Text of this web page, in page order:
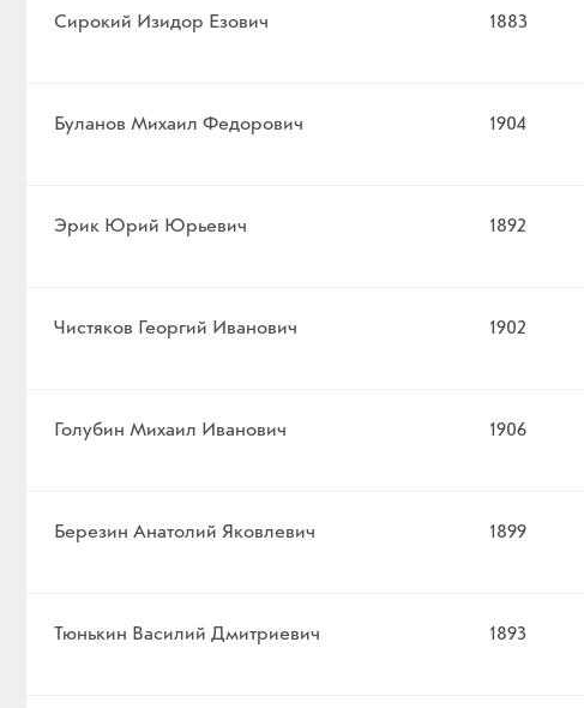
Сирокий Изидор Езович 1883
Буланов Михаил Федорович 1904
Эрик Юрий Юрьевич 1892
Чистяков Георгий Иванович 1902
Голубин Михаил Иванович 1906
Березин Анатолий Яковлевич 1899
Тюнькин Василий Дмитриевич 1893